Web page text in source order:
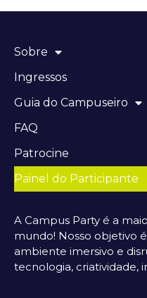
Sobre
Ingressos
Guia do Campuseiro
FAQ
Patrocine
Painel do Participante
A Campus Party é a
mundo! Nosso objetivo
ambiente imersivo e
tecnologia, criatividade,